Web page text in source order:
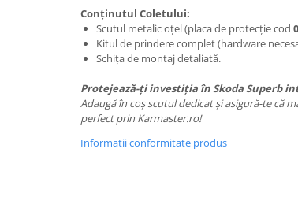
Carlige Toyota
Carlige Volkswagen
Carlige Xpeng
Carlige Xpeng G6
Covorase si tavite
Conținutul Coletului:
Scutul metalic oțel (placa de protecție cod
Kitul de prindere complet (hardware
Schița de montaj detaliată.
Protejează-ți investiția în Skoda Superb
Adaugă în coș scutul dedicat și asigură-te că
perfect prin Karmaster.ro!
Informatii conformitate produs